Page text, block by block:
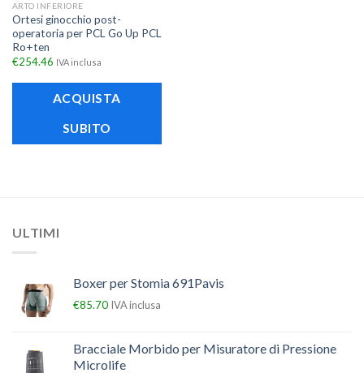
ARTO INFERIORE
Ortesi ginocchio post-
operatoria per PCL Go Up PCL
Ro+ten
€254.46 IVA inclusa
ACQUISTA
SUBITO
ULTIMI
Boxer per Stomia 691Pavis
€85.70 IVA inclusa
Bracciale Morbido per Misuratore di Pressione
Microlife